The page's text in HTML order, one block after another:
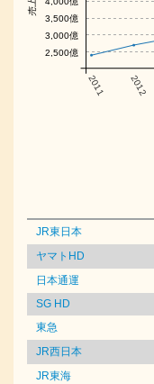
2011 2012
2,500億
3,000億
3,500億
JR東日本
ヤマトHD
日本通運
SG HD
東急
JR西日本
JR東海